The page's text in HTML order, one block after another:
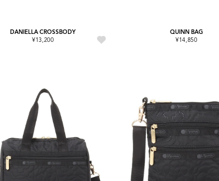
DANIELLA CROSSBODY
¥13,200
QUINN BAG
¥14,850